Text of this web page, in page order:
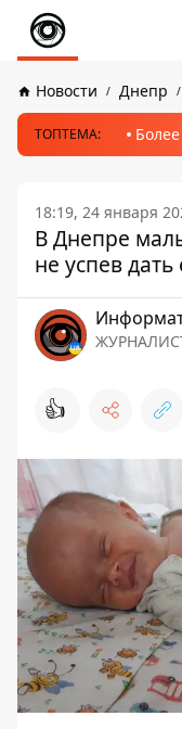
Новости Днепр
ТОПТЕМА:
18:19, 24 января
В Днепре
не успев
👍